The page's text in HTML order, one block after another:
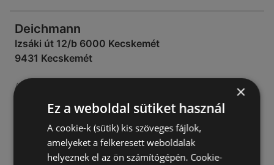
Deichmann
Izsáki út 12/b 6000 Kecskemét
9431 Kecskemét
AJÁNLATOK:
TÁVOLSÁG: 27,96 km
Most nyitva
hétfő - szombat
09:00-20:00
×
Ez a weboldal sütiket használ
A cookie-k (sütik) kis szöveges fájlok,
amelyeket a felkeresett weboldalak
helyeznek el az ön számítógépén. Cookie-